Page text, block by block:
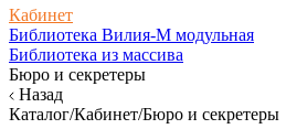
Кабинет
Библиотека Вилия-М модульная
Библиотека из массива
Бюро и секретеры
Назад
Каталог/Кабинет/Бюро и секретеры